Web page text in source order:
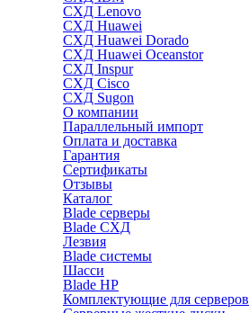
СХД Lenovo
СХД Huawei
СХД Huawei Dorado
СХД Huawei Oceanstor
СХД Inspur
СХД Cisco
СХД Sugon
О компании
Параллельный импорт
Оплата и доставка
Гарантия
Сертификаты
Отзывы
Каталог
Blade серверы
Blade СХД
Лезвия
Blade системы
Шасси
Blade HP
Комплектующие для серверов